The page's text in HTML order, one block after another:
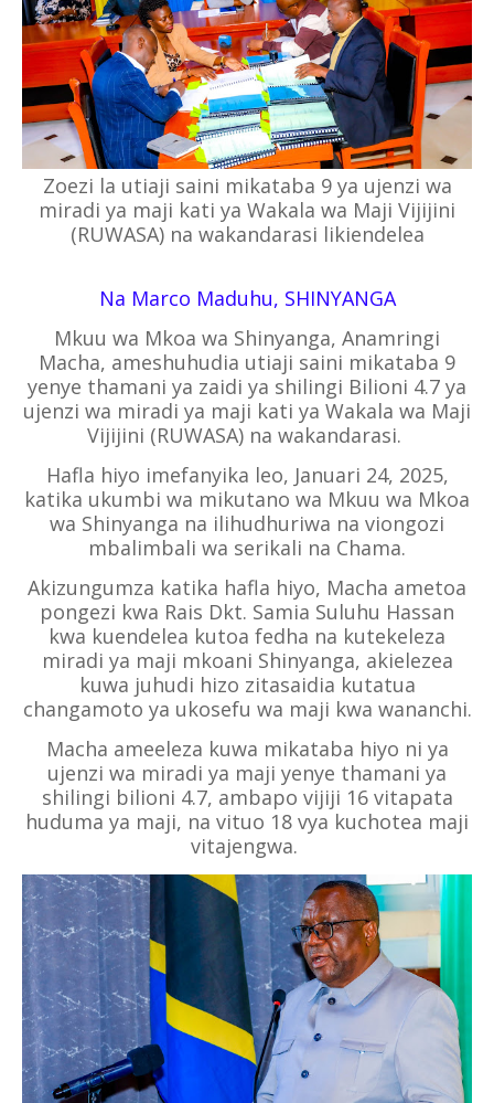
Zoezi la utiaji saini mikataba 9 ya ujenzi wa
miradi ya maji kati ya Wakala wa Maji Vijijini
(RUWASA) na wakandarasi likiendelea
Na Marco Maduhu, SHINYANGA
Mkuu wa Mkoa wa Shinyanga, Anamringi
Macha, ameshuhudia utiaji saini mikataba 9
yenye thamani ya zaidi ya shilingi Bilioni 4.7 ya
ujenzi wa miradi ya maji kati ya Wakala wa Maji
Vijijini (RUWASA) na wakandarasi.
Hafla hiyo imefanyika leo, Januari 24, 2025,
katika ukumbi wa mikutano wa Mkuu wa Mkoa
wa Shinyanga na ilihudhuriwa na viongozi
mbalimbali wa serikali na Chama.
Akizungumza katika hafla hiyo, Macha ametoa
pongezi kwa Rais Dkt. Samia Suluhu Hassan
kwa kuendelea kutoa fedha na kutekeleza
miradi ya maji mkoani Shinyanga, akielezea
kuwa juhudi hizo zitasaidia kutatua
changamoto ya ukosefu wa maji kwa wananchi.
Macha ameeleza kuwa mikataba hiyo ni ya
ujenzi wa miradi ya maji yenye thamani ya
shilingi bilioni 4.7, ambapo vijiji 16 vitapata
huduma ya maji, na vituo 18 vya kuchotea maji
vitajengwa.